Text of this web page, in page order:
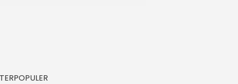
TERPOPULER